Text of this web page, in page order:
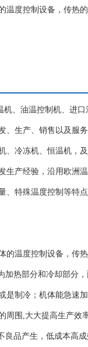
温度控制设备，传热
、油温控制机、进
、生产、销售以及服
、冷冻机、恒温机，
生产经验，沿用欧洲
、特殊温度控制等特
的温度控制设备，传
热部分和冷却部分
是制冷；机体能急速
周围,大大提高生产效
良品产生，低成本高